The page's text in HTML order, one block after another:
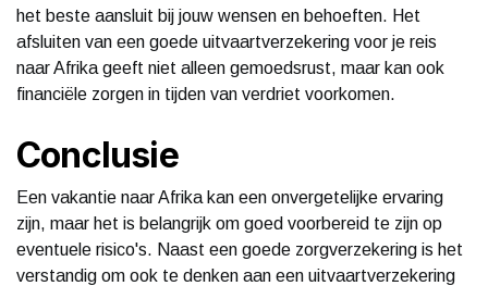
het beste aansluit bij jouw wensen en behoeften. Het
afsluiten van een goede uitvaartverzekering voor je reis
naar Afrika geeft niet alleen gemoedsrust, maar kan ook
financiële zorgen in tijden van verdriet voorkomen.
Conclusie
Een vakantie naar Afrika kan een onvergetelijke ervaring
zijn, maar het is belangrijk om goed voorbereid te zijn op
eventuele risico's. Naast een goede zorgverzekering is het
verstandig om ook te denken aan een uitvaartverzekering